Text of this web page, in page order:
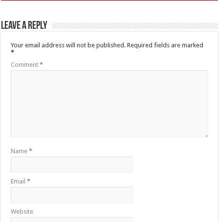
Leave a Reply
Your email address will not be published. Required fields are marked
*
Comment*
Name*
Email*
Website